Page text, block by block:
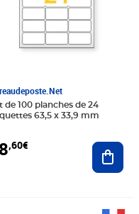
panier
de 100 planches de 24
63,5 x 33,9 mm
,60€